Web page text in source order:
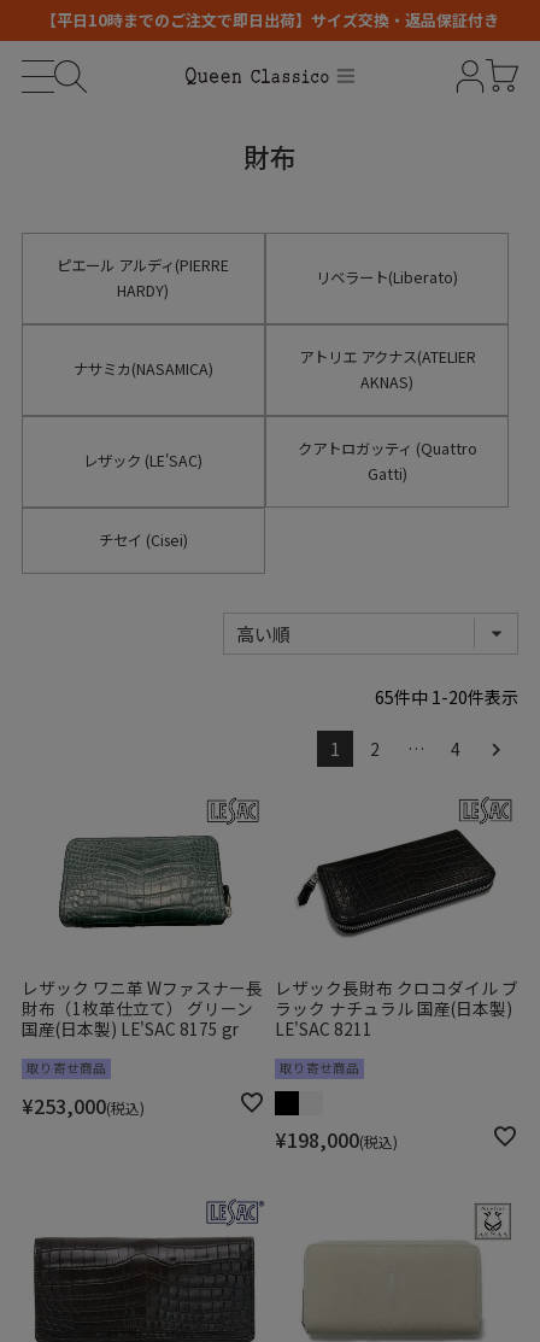
【平日10時までのご注文で即日出荷】サイズ交換・返品保証付き
財布
ピエール アルディ(PIERRE
HARDY)
リベラート(Liberato)
ナサミカ(NASAMICA)
アトリエ アクナス(ATELIER
AKNAS)
レザック (LE'SAC)
クアトロガッティ (Quattro
Gatti)
チセイ (Cisei)
65件中 1 -20件表示
1 2 … 4
レザック ワニ革 Wファスナー長
財布（1枚革仕立て） グリーン
国産(日本製) LE'SAC 8175 gr
取り寄せ商品
¥253,000 税込
レザック長財布 クロコダイル ブ
ラック ナチュラル 国産(日本製)
LE'SAC 8211
取り寄せ商品
¥198,000 税込